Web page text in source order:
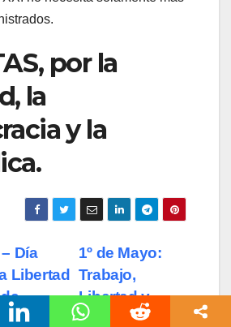
por la
la
y la
1º de Mayo:
Trabajo,
Libertad y
República
Día
Libertad